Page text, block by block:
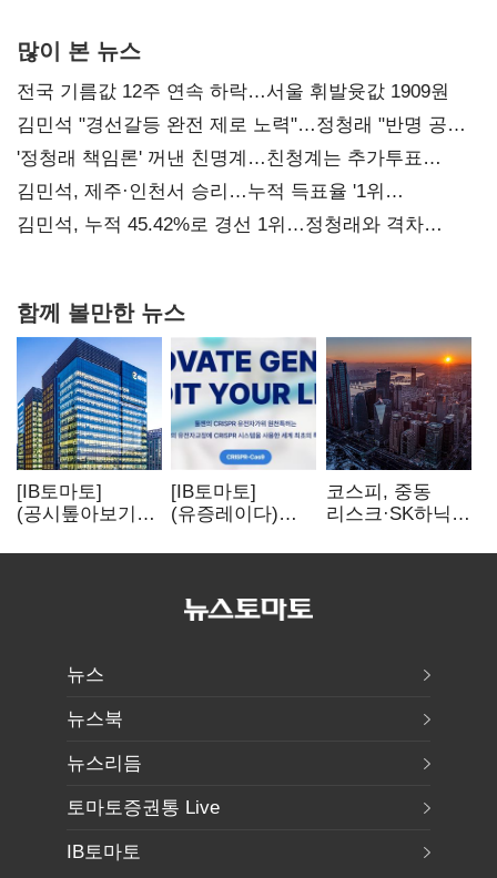
많이 본 뉴스
전국 기름값 12주 연속 하락…서울 휘발윳값 1909원
김민석 "경선갈등 완전 제로 노력"…정청래 "반명 공세
사과부터"
'정청래 책임론' 꺼낸 친명계…친청계는 추가투표
때리기
김민석, 제주·인천서 승리…누적 득표율 '1위
탈환'(종합)
김민석, 누적 45.42%로 경선 1위…정청래와 격차
함께 볼만한 뉴스
[IB토마토]
(공시톺아보기)
바로 매출로
[IB토마토]
(유증레이다)
3분의 1 토막…
비용부터 챙긴다
코스피, 중동
리스크·SK하닉
뒷걸음
뉴스
뉴스북
뉴스리듬
토마토증권통 Live
IB토마토